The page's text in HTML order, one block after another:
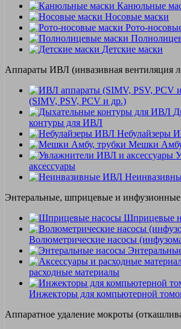
Канюльные
Носовые маски
Рото-
Детские маски
Аппараты ИВЛ (инвазивная вентиляция
(SIMV, PSV, PCV и др.)
контуры для ИВЛ
Небулайзеры
Мешки
аксессуары
Энтеральные, шприцевые и
Шприцевые
Волюметрические насосы
расходные материалы
Инжекторы для компьютерной
Аппаратное удаление мокроты